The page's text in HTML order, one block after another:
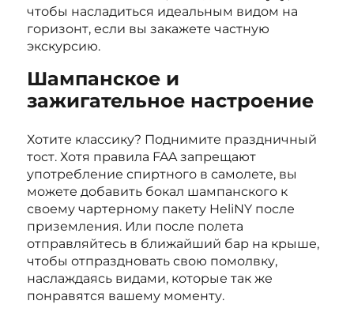
чтобы насладиться идеальным видом на
горизонт, если вы закажете частную
экскурсию.
Шампанское и
зажигательное настроение
Хотите классику? Поднимите праздничный
тост. Хотя правила FAA запрещают
употребление спиртного в самолете, вы
можете добавить бокал шампанского к
своему чартерному пакету HeliNY после
приземления. Или после полета
отправляйтесь в ближайший бар на крыше,
чтобы отпраздновать свою помолвку,
наслаждаясь видами, которые так же
понравятся вашему моменту.